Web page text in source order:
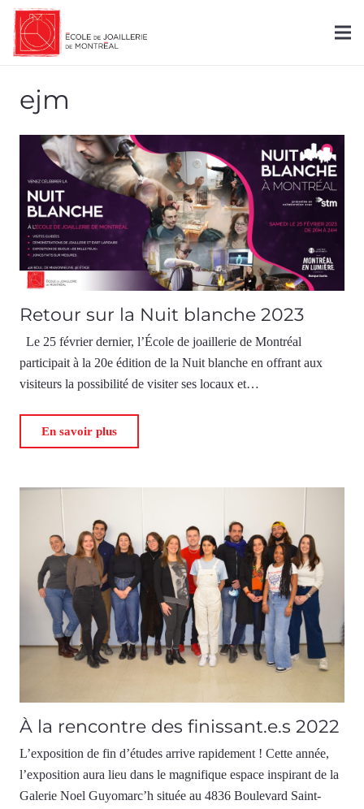
ejm
Retour sur la Nuit blanche 2023
Le 25 février dernier, l’École de joaillerie de Montréal
participait à la 20e édition de la Nuit blanche en offrant aux
visiteurs la possibilité de visiter ses locaux et…
En savoir plus
À la rencontre des finissant.e.s 2022
L’exposition de fin d’études arrive rapidement ! Cette année,
l’exposition aura lieu dans le magnifique espace inspirant de la
Galerie Noel Guyomarc’h située au 4836 Boulevard Saint-